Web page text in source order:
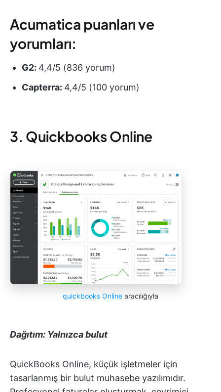
Acumatica puanları ve
yorumları:
G2: 4,4/5 (836 yorum)
Capterra: 4,4/5 (100 yorum)
3. Quickbooks Online
quickbooks Online aracılığıyla
Dağıtım: Yalnızca bulut
QuickBooks Online, küçük işletmeler için
tasarlanmış bir bulut muhasebe yazılımıdır.